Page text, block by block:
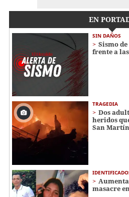
EN
SIN DAÑOS
Sismo
frente a
TRAGEDIA
Dos
heridos
San Martín
masacre